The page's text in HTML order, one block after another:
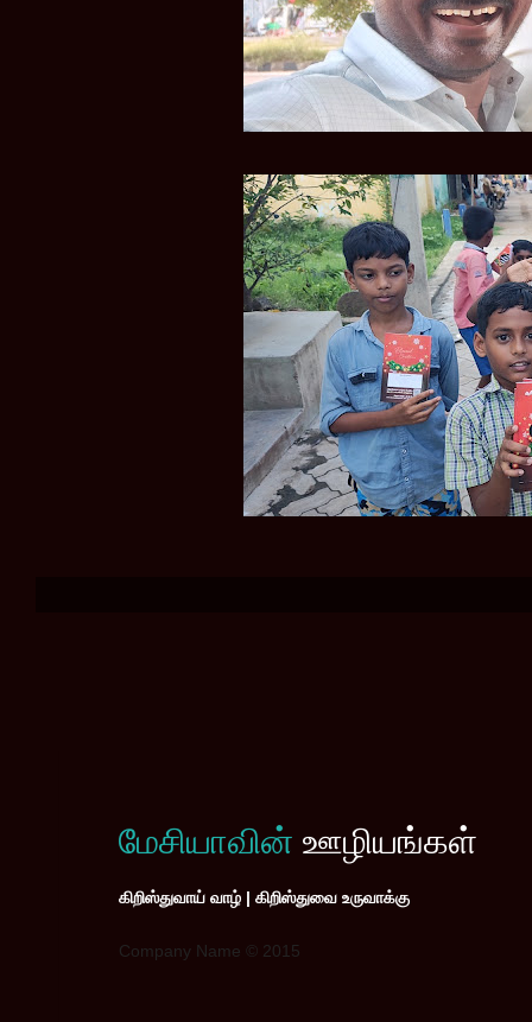
மேசியாவின் ஊழியங்கள்
கிறிஸ்துவாய் வாழ் | கிறிஸ்துவை உருவாக்கு
Company Name © 2015